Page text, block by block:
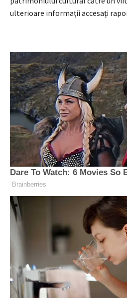
ulterioare informații accesați